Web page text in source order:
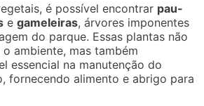
é possível encontrar pau-
egameleiras, árvores imponentes
do parque. Essas plantas não
ambiente, mas também
essencial na manutenção do
fornecendo alimento e abrigo para